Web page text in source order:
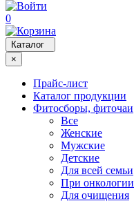
0
Каталог
×
Прайс-лист
Каталог продукции
Фитосборы, фиточаи
Все
Женские
Мужские
Детские
Для всей семьи
При онкологии
Для очищения